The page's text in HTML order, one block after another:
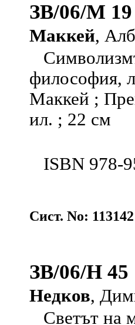
ЗВ/06/М 19
Маккей,
философия,
Маккей ;
ил. ; 22 см
ISBN 978-
Сист. No: 113142
ЗВ/06/Н 45
Недков,
Светът на